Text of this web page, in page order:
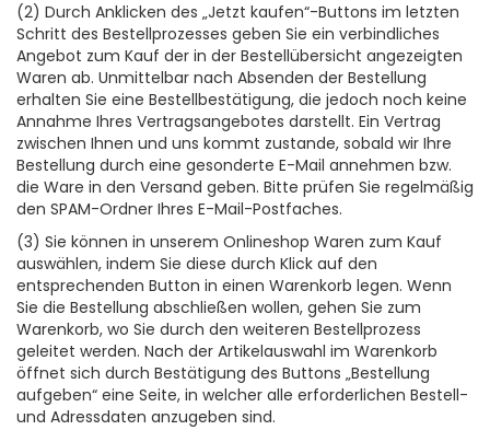
(2) Durch Anklicken des „Jetzt kaufen“-Buttons im letzten
Schritt des Bestellprozesses geben Sie ein verbindliches
Angebot zum Kauf der in der Bestellübersicht angezeigten
Waren ab. Unmittelbar nach Absenden der Bestellung
erhalten Sie eine Bestellbestätigung, die jedoch noch keine
Annahme Ihres Vertragsangebotes darstellt. Ein Vertrag
zwischen Ihnen und uns kommt zustande, sobald wir Ihre
Bestellung durch eine gesonderte E-Mail annehmen bzw.
die Ware in den Versand geben. Bitte prüfen Sie regelmäßig
den SPAM-Ordner Ihres E-Mail-Postfaches.
(3) Sie können in unserem Onlineshop Waren zum Kauf
auswählen, indem Sie diese durch Klick auf den
entsprechenden Button in einen Warenkorb legen. Wenn
Sie die Bestellung abschließen wollen, gehen Sie zum
Warenkorb, wo Sie durch den weiteren Bestellprozess
geleitet werden. Nach der Artikelauswahl im Warenkorb
öffnet sich durch Bestätigung des Buttons „Bestellung
aufgeben“ eine Seite, in welcher alle erforderlichen Bestell-
und Adressdaten anzugeben sind.